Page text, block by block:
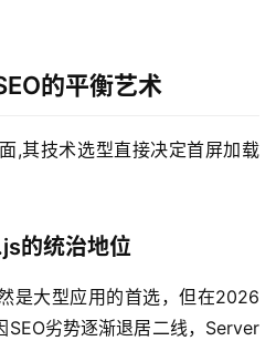
的平衡艺术
,其技术选型直接决定首屏加载
的统治地位
是大型应用的首选，但在2026
SEO劣势逐渐退居二线，Server